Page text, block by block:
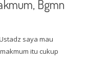
Bgmn
itu cukup